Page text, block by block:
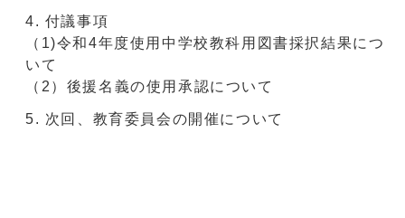
付議事項
（1)令和4年度使用中学校教科用図書採択結果につ
いて
（2）後援名義の使用承認について
次回、教育委員会の開催について